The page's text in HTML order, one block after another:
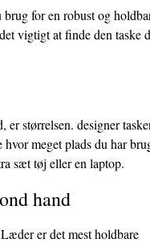
for en robust og
vigtigt at finde den taske
er størrelsen. designer
meget plads du har
sæt tøj eller en laptop.
hand
er det mest holdbare